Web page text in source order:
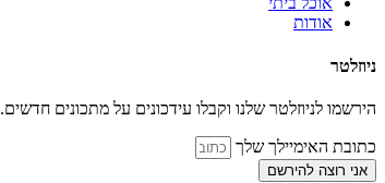
אודות
ניוזלטר
הירשמו לניוזלטר שלנו וקבלו עידכונים על מתכונים חדשים.
כתובת האימיילך שלך
אני רוצה להירשם